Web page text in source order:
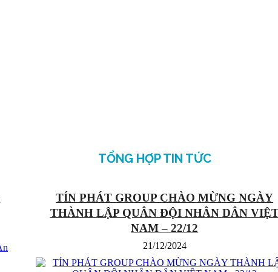
TỔNG HỢP TIN TỨC
TÍN PHÁT GROUP CHÀO MỪNG NGÀY
THÀNH LẬP QUÂN ĐỘI NHÂN DÂN
NAM – 22/12
21/12/2024